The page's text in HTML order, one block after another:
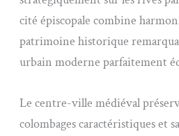
cité épiscopale combine
patrimoine historique
urbain moderne parfaitement
Le centre-ville médiéval
colombages caractéristiques et